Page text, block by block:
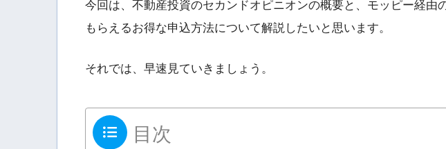
今回は、不動産投資のセカンドオピニオンの概要と、モッピー経由
もらえるお得な申込方法について解説したいと思います。
それでは、早速見ていきましょう。
目次